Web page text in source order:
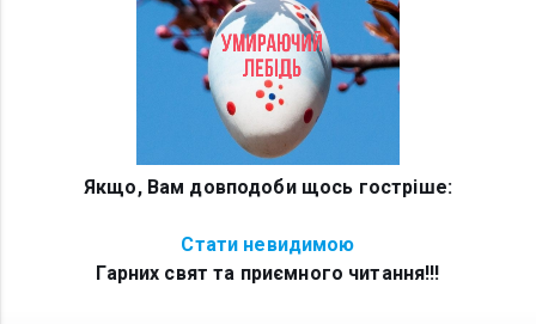
Якщо, Вам довподоби щось гостріше:
Стати невидимою
Гарних свят та приємного читання!!!